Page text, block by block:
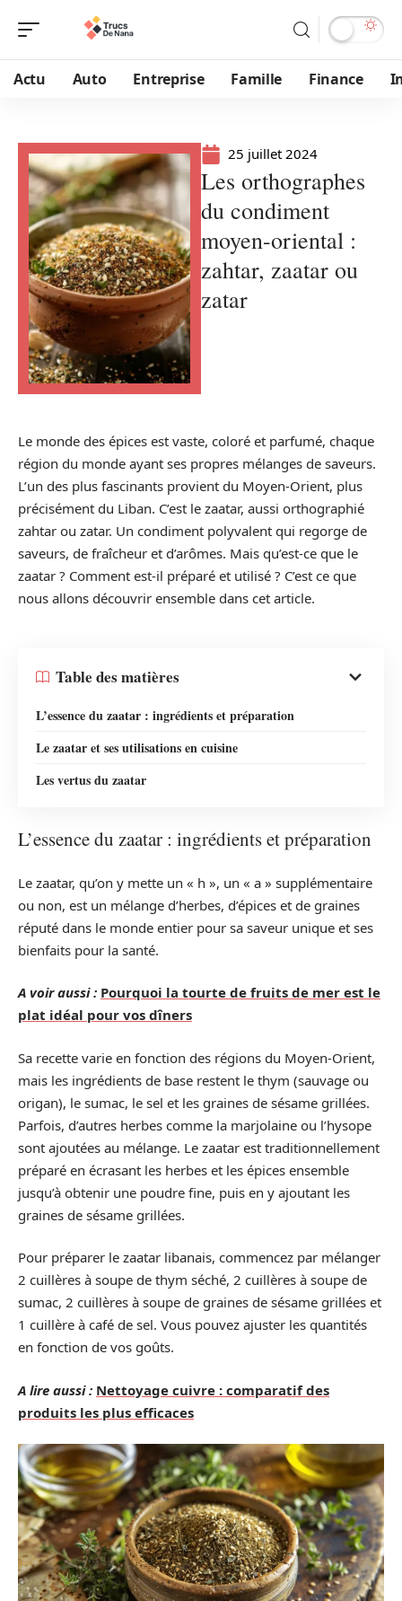
Actu Auto Entreprise Famille Finance
25 juillet 2024
Les orthographes
du condiment
moyen-oriental :
zahtar, zaatar ou
zatar
Le monde des épices est vaste, coloré et parfumé, chaque
région du monde ayant ses propres mélanges de saveurs.
L’un des plus fascinants provient du Moyen-Orient, plus
précisément du Liban. C’est le zaatar, aussi orthographié
zahtar ou zatar. Un condiment polyvalent qui regorge de
saveurs, de fraîcheur et d’arômes. Mais qu’est-ce que le
zaatar ? Comment est-il préparé et utilisé ? C’est ce que
nous allons découvrir ensemble dans cet article.
Table des matières
L’essence du zaatar : ingrédients et préparation
Le zaatar et ses utilisations en cuisine
Les vertus du zaatar
L’essence du zaatar : ingrédients et préparation
Le zaatar, qu’on y mette un « h », un « a » supplémentaire
ou non, est un mélange d’herbes, d’épices et de graines
réputé dans le monde entier pour sa saveur unique et ses
bienfaits pour la santé.
A voir aussi : Pourquoi la tourte de fruits de mer est le
plat idéal pour vos dîners
Sa recette varie en fonction des régions du Moyen-Orient,
mais les ingrédients de base restent le thym (sauvage ou
origan), le sumac, le sel et les graines de sésame grillées.
Parfois, d’autres herbes comme la marjolaine ou l’hysope
sont ajoutées au mélange. Le zaatar est traditionnellement
préparé en écrasant les herbes et les épices ensemble
jusqu’à obtenir une poudre fine, puis en y ajoutant les
graines de sésame grillées.
Pour préparer le zaatar libanais, commencez par mélanger
2 cuillères à soupe de thym séché, 2 cuillères à soupe de
sumac, 2 cuillères à soupe de graines de sésame grillées et
1 cuillère à café de sel. Vous pouvez ajuster les quantités
en fonction de vos goûts.
A lire aussi : Nettoyage cuivre : comparatif des
produits les plus efficaces